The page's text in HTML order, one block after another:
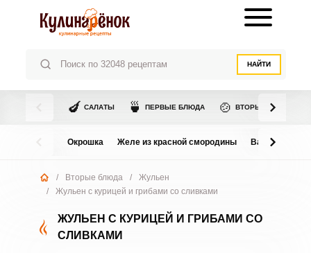
НАЙТИ
🍆 САЛАТЫ 🍵 ПЕРВЫЕ БЛЮДА 🍲 ВТОРЫЕ БЛЮДА
Окрошка Желе из красной смородины Варенье из
/ Вторые блюда /
Жульен
/
Жульен с курицей и грибами со сливками
ЖУЛЬЕН С КУРИЦЕЙ И ГРИБАМИ СО
СЛИВКАМИ